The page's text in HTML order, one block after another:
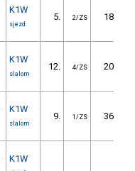
K1W
sjezd
5. 2/ZS 18.20
K1W
slalom
12. 4/ZS 20.20
K1W
slalom
9. 1/ZS 36.90
K1W